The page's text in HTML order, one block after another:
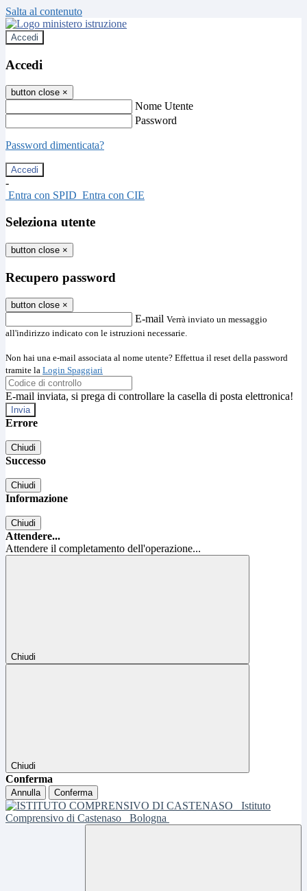
Salta al contenuto
Accedi
Accedi
button close ×
Nome Utente
Password
Password dimenticata?
-
Entra con SPID Entra con CIE
Seleziona utente
button close ×
Recupero password
button close ×
E-mail Verrà inviato un messaggio
all'indirizzo indicato con le istruzioni necessarie.
Non hai una e-mail associata al nome utente? Effettua il reset della password
tramite la Login Spaggiari
E-mail inviata, si prega di controllare la casella di posta elettronica!
Errore
Chiudi
Successo
Chiudi
Informazione
Chiudi
Attendere...
Attendere il completamento dell'operazione...
Chiudi
Chiudi
Conferma
Annulla Conferma
Istituto
Comprensivo di Castenaso
Bologna